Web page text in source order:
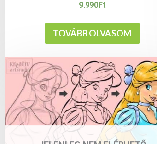
Értékelés:
/ 5
9.990Ft
TOVÁBB OLVASOM